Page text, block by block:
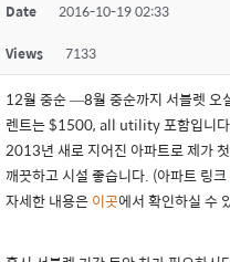
Date 2016-10-19 02:33
Views 7133
12월 중순 —8월 중순까지 서블렛 오
렌트는 $1500, all utility 포함입
2013년 새로 지어진 아파트로 제가
깨끗하고 시설 좋습니다. (아파트 링크
자세한 내용은이곳에서 확인하실 수